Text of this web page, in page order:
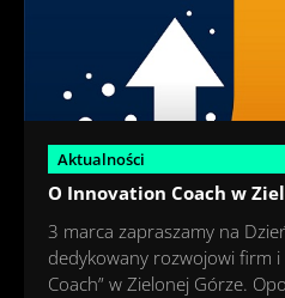
Aktualności
O Innovation Coach w
3 marca zapraszamy na
dedykowany rozwojowi firm
Coach” w Zielonej Górze.